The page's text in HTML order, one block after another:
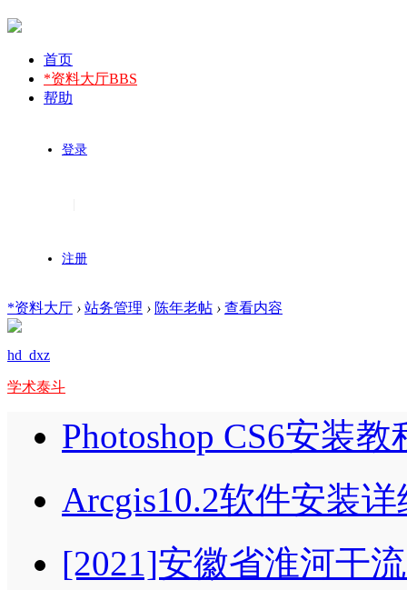
首页
*资料大厅BBS
帮助
登录
注册
*资料大厅 › 站务管理 › 陈年老帖 › 查看内容
hd_dxz
学术泰斗
Photoshop CS6安装教
Arcgis10.2软件安装
[2021]安徽省淮河干